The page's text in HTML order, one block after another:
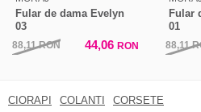
Fular de dama Evelyn
03
88,11RON 44,06 RON
Fular
01
88,11
CIORAPI COLANTI
CORSETE